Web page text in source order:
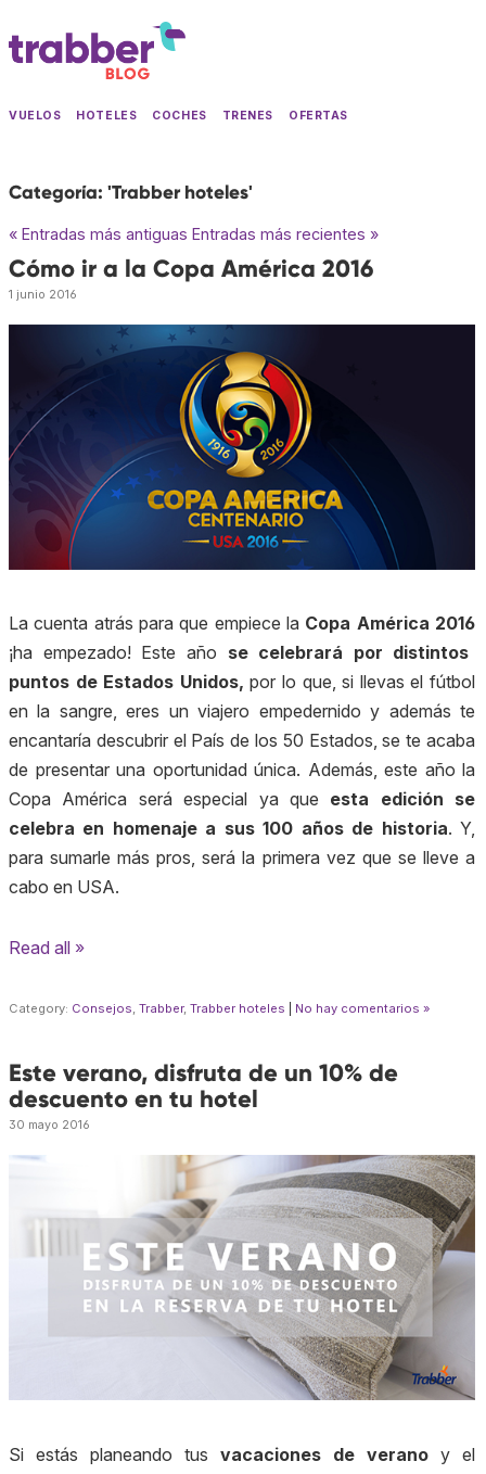
VUELOS HOTELES COCHES TRENES OFERTAS
Categoría: 'Trabber hoteles'
« Entradas más antiguas Entradas más recientes »
Cómo ir a la Copa América 2016
1 junio 2016
La cuenta atrás para que empiece la Copa América 2016
¡ha empezado! Este año se celebrará por distintos
puntos de Estados Unidos,por lo que, si llevas el fútbol
en la sangre, eres un viajero empedernido y además te
encantaría descubrir el País de los 50 Estados, se te acaba
de presentar una oportunidad única. Además, este año la
Copa América será especial ya que esta edición se
celebra en homenaje a sus 100 años de historia. Y,
para sumarle más pros, será la primera vez que se lleve a
cabo en USA.
Read all »
Category: Consejos, Trabber, Trabber hoteles No hay comentarios »
Este verano, disfruta de un 10% de
descuento en tu hotel
30 mayo 2016
Si estás planeando tus vacaciones de verano y el